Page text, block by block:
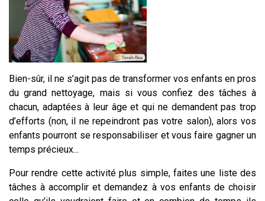
Bien-sûr, il ne s’agit pas de transformer vos enfants en pros
du grand nettoyage, mais si vous confiez des tâches à
chacun, adaptées à leur âge et qui ne demandent pas trop
d’efforts (non, il ne repeindront pas votre salon), alors vos
enfants pourront se responsabiliser et vous faire gagner un
temps précieux...
Pour rendre cette activité plus simple, faites une liste des
tâches à accomplir et demandez à vos enfants de choisir